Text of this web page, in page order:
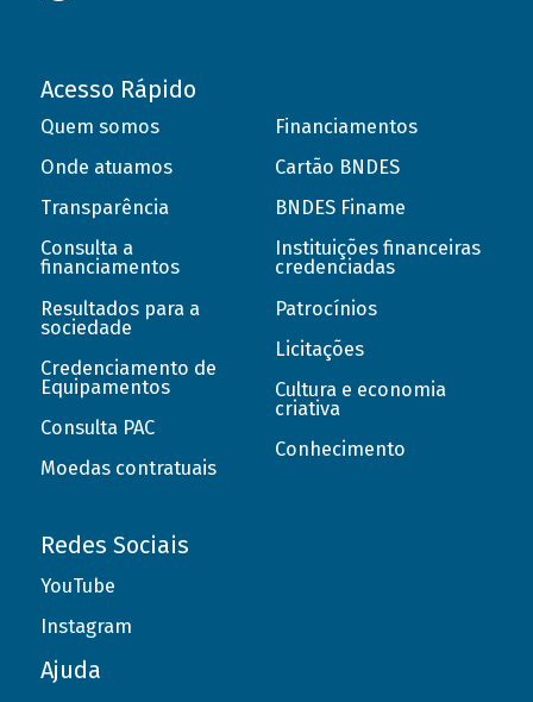
Acesso Rápido
Quem somos
Onde atuamos
Transparência
Consulta a
financiamentos
Resultados para a
sociedade
Credenciamento de
Equipamentos
Consulta PAC
Moedas contratuais
Financiamentos
Cartão BNDES
BNDES Finame
Instituições financeiras
credenciadas
Patrocínios
Licitações
Cultura e economia
criativa
Conhecimento
Redes Sociais
YouTube
Instagram
Ajuda